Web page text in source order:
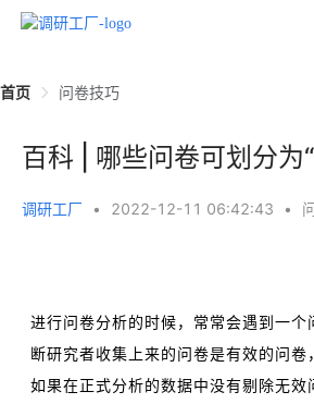
首页 问卷技巧
百科 | 哪些问卷可划分为“
调研工厂 • 2022-12-11 06:42:43 •
进行问卷分析的时候，常常会遇到一个
断研究者收集上来的问卷是有效的问卷
如果在正式分析的数据中没有剔除无效